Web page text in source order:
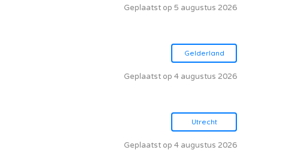
Geplaatst op 5 augustus 2026
Gelderland
Geplaatst op 4 augustus 2026
Utrecht
Geplaatst op 4 augustus 2026